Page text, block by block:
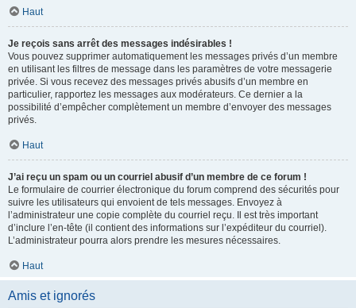
Haut
Je reçois sans arrêt des messages indésirables !
Vous pouvez supprimer automatiquement les messages privés d’un membre
en utilisant les filtres de message dans les paramètres de votre messagerie
privée. Si vous recevez des messages privés abusifs d’un membre en
particulier, rapportez les messages aux modérateurs. Ce dernier a la
possibilité d’empêcher complètement un membre d’envoyer des messages
privés.
Haut
J’ai reçu un spam ou un courriel abusif d’un membre de ce forum !
Le formulaire de courrier électronique du forum comprend des sécurités pour
suivre les utilisateurs qui envoient de tels messages. Envoyez à
l’administrateur une copie complète du courriel reçu. Il est très important
d’inclure l’en-tête (il contient des informations sur l’expéditeur du courriel).
L’administrateur pourra alors prendre les mesures nécessaires.
Haut
Amis et ignorés